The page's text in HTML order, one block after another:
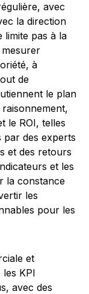
avec
la direction
limite pas à la
mesurer
à
de
le plan
le ROI, telles
par des experts
et des retours
et les
la constance
les
pour les
et
KPI
avec des